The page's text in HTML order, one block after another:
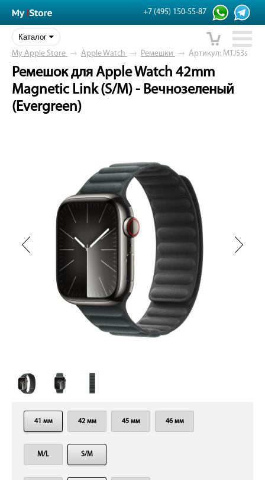
+7 (495) 150-55-87
Каталог
My Apple Store → Apple Watch → Ремешки → Артикул: MTJ53s
Ремешок для Apple Watch 42mm
Magnetic Link (S/M) - Вечнозеленый
(Evergreen)
41 мм 42 мм 45 мм 46 мм
M/L S/M